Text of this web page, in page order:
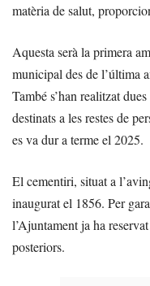
matèria de salut,
Aquesta serà la primera
municipal des de l’última
També s’han realitzat
destinats a les restes de
es va dur a terme el 2025.
El cementiri, situat a
inaugurat el 1856. Per
l’Ajuntament ja ha
posteriors.